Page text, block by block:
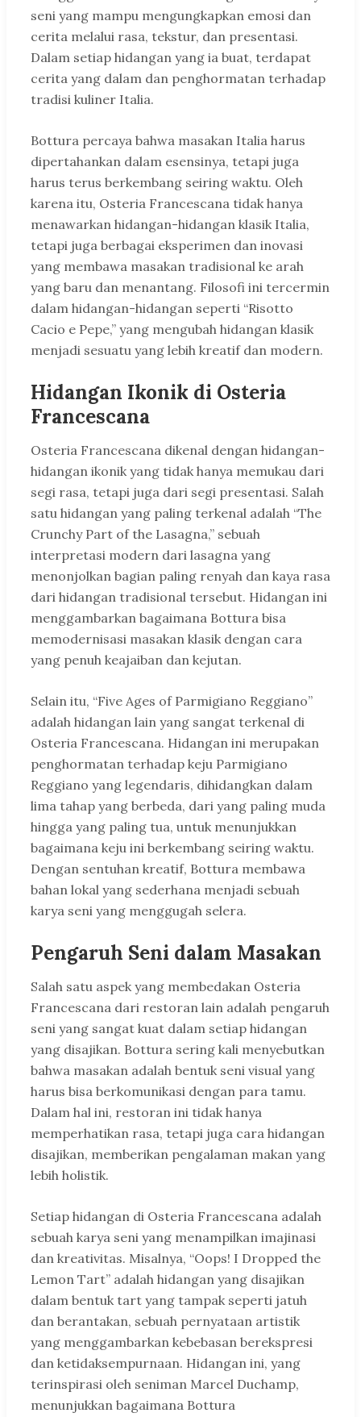
seni yang mampu mengungkapkan emosi dan
cerita melalui rasa, tekstur, dan presentasi.
Dalam setiap hidangan yang ia buat, terdapat
cerita yang dalam dan penghormatan terhadap
tradisi kuliner Italia.
Bottura percaya bahwa masakan Italia harus
dipertahankan dalam esensinya, tetapi juga
harus terus berkembang seiring waktu. Oleh
karena itu, Osteria Francescana tidak hanya
menawarkan hidangan-hidangan klasik Italia,
tetapi juga berbagai eksperimen dan inovasi
yang membawa masakan tradisional ke arah
yang baru dan menantang. Filosofi ini tercermin
dalam hidangan-hidangan seperti “Risotto
Cacio e Pepe,” yang mengubah hidangan klasik
menjadi sesuatu yang lebih kreatif dan modern.
Hidangan Ikonik di Osteria
Francescana
Osteria Francescana dikenal dengan hidangan-
hidangan ikonik yang tidak hanya memukau dari
segi rasa, tetapi juga dari segi presentasi. Salah
satu hidangan yang paling terkenal adalah “The
Crunchy Part of the Lasagna,” sebuah
interpretasi modern dari lasagna yang
menonjolkan bagian paling renyah dan kaya rasa
dari hidangan tradisional tersebut. Hidangan ini
menggambarkan bagaimana Bottura bisa
memodernisasi masakan klasik dengan cara
yang penuh keajaiban dan kejutan.
Selain itu, “Five Ages of Parmigiano Reggiano”
adalah hidangan lain yang sangat terkenal di
Osteria Francescana. Hidangan ini merupakan
penghormatan terhadap keju Parmigiano
Reggiano yang legendaris, dihidangkan dalam
lima tahap yang berbeda, dari yang paling muda
hingga yang paling tua, untuk menunjukkan
bagaimana keju ini berkembang seiring waktu.
Dengan sentuhan kreatif, Bottura membawa
bahan lokal yang sederhana menjadi sebuah
karya seni yang menggugah selera.
Pengaruh Seni dalam Masakan
Salah satu aspek yang membedakan Osteria
Francescana dari restoran lain adalah pengaruh
seni yang sangat kuat dalam setiap hidangan
yang disajikan. Bottura sering kali menyebutkan
bahwa masakan adalah bentuk seni visual yang
harus bisa berkomunikasi dengan para tamu.
Dalam hal ini, restoran ini tidak hanya
memperhatikan rasa, tetapi juga cara hidangan
disajikan, memberikan pengalaman makan yang
lebih holistik.
Setiap hidangan di Osteria Francescana adalah
sebuah karya seni yang menampilkan imajinasi
dan kreativitas. Misalnya, “Oops! I Dropped the
Lemon Tart” adalah hidangan yang disajikan
dalam bentuk tart yang tampak seperti jatuh
dan berantakan, sebuah pernyataan artistik
yang menggambarkan kebebasan berekspresi
dan ketidaksempurnaan. Hidangan ini, yang
terinspirasi oleh seniman Marcel Duchamp,
menunjukkan bagaimana Bottura